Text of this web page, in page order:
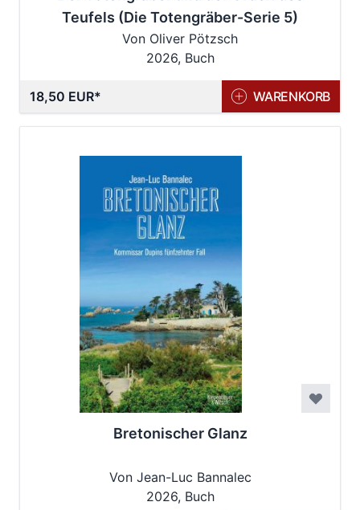
Teufels (Die Totengräber-Serie 5)
Von Oliver Pötzsch
2026, Buch
18,50 EUR WARENKORB
Bretonischer Glanz
Von Jean-Luc Bannalec
2026, Buch